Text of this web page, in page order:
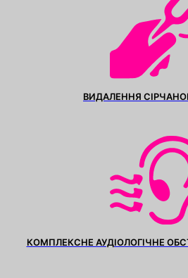
ВИДАЛЕННЯ
КОМПЛЕКСНЕ АУДІОЛОГІЧНЕ